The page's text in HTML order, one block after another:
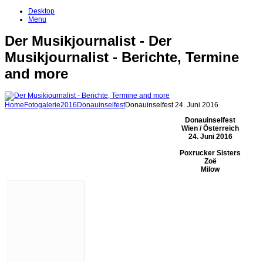
Desktop
Menu
Der Musikjournalist - Der
Musikjournalist - Berichte, Termine
and more
Home Fotogalerie2016 DonauinselfestDonauinselfest 24. Juni 2016
Donauinselfest
Wien / Österreich
24. Juni 2016
Poxrucker Sisters
Zoë
Milow